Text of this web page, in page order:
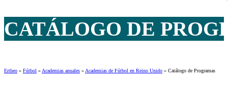
CATÁLOGO DE
Ertheo » Fútbol » Academias anuales » Academias de Fútbol en Reino Unido » Catálogo de Programas